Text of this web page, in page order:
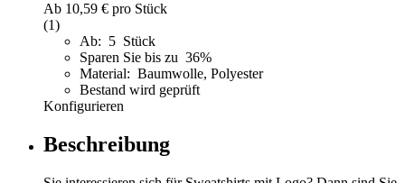
Ab 10,59 € pro Stück
(1)
Ab: 5 Stück
Sparen Sie bis zu 36%
Material: Baumwolle, Polyester
Bestand wird geprüft
Konfigurieren
Beschreibung